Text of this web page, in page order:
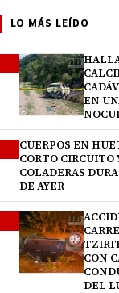
LO MÁS LEÍDO
EN
CUERPOS EN
CORTO CIRCUITO
COLADERAS
DE AYER
CON
DEL